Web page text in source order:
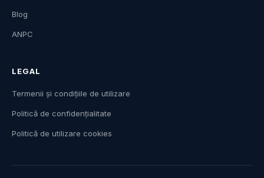
Blog
ANPC
LEGAL
Termenii și condițiile de utilizare
Politică de confidențialitate
Politică de utilizare cookies